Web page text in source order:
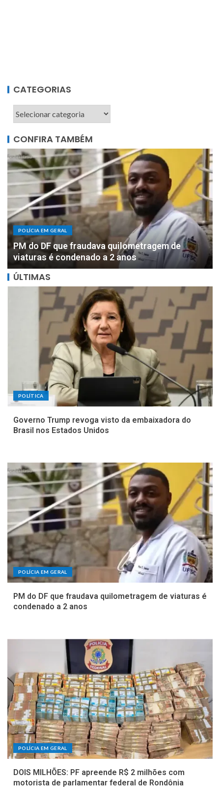
CATEGORIAS
CONFIRA TAMBÉM
POLÍCIA EM GERAL
DOIS MILHÕES: PF apreende R$ 2 milhões com
motorista de parlamentar federal de Rondônia
ÚLTIMAS
POLÍTICA
Governo Trump revoga visto da embaixadora do
Brasil nos Estados Unidos
POLÍCIA EM GERAL
PM do DF que fraudava quilometragem de viaturas é
condenado a 2 anos
POLÍCIA EM GERAL
DOIS MILHÕES: PF apreende R$ 2 milhões com
motorista de parlamentar federal de Rondônia